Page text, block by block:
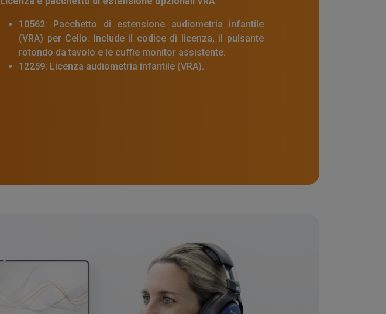
10562: Pacchetto di estensione audiometria infantile
(VRA) per Cello. Include il codice di licenza, il pulsante
rotondo da tavolo e le cuffie monitor assistente.
12259: Licenza audiometria infantile (VRA).